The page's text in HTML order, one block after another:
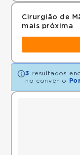
Cirurgião de
mais próxima
3 resultados
no convênio